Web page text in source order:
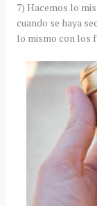
7) Hacemos lo
cuando se haya
lo mismo con los